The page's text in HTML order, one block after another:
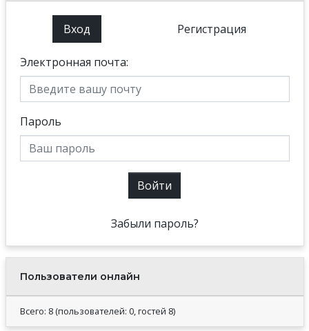
Вход Регистрация
Электронная почта:
Пароль
Войти
Забыли пароль?
Пользователи онлайн
Всего: 8 (пользователей: 0, гостей 8)